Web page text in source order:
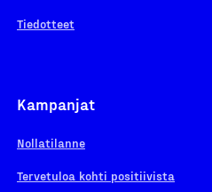
Tiedotteet
Kampanjat
Nollatilanne
Tervetuloa kohti positiivista